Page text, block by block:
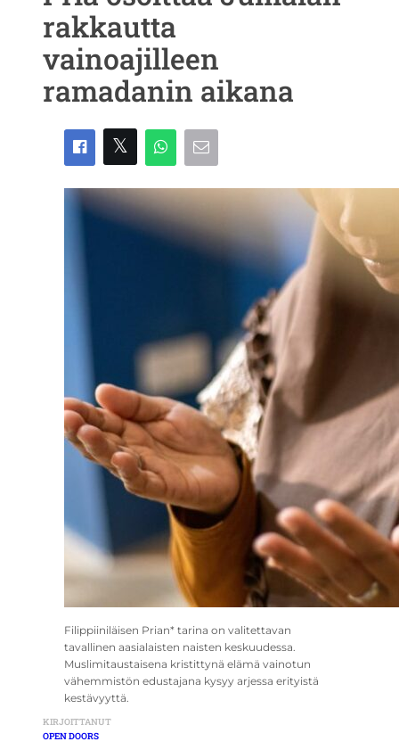
rakkautta
vainoajilleen
ramadanin aikana
Filippiiniläisen Prian* tarina on valitettavan
tavallinen aasialaisten naisten keskuudessa.
Muslimitaustaisena kristittynä elämä vainotun
vähemmistön edustajana kysyy arjessa erityistä
kestävyyttä.
KIRJOITTANUT
OPEN DOORS